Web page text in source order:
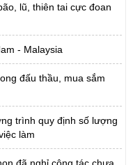
lũ, thiên tai cực đoan
- Malaysia
đấu thầu, mua sắm
trình quy định số lượng
làm
đã nghỉ công tác chưa